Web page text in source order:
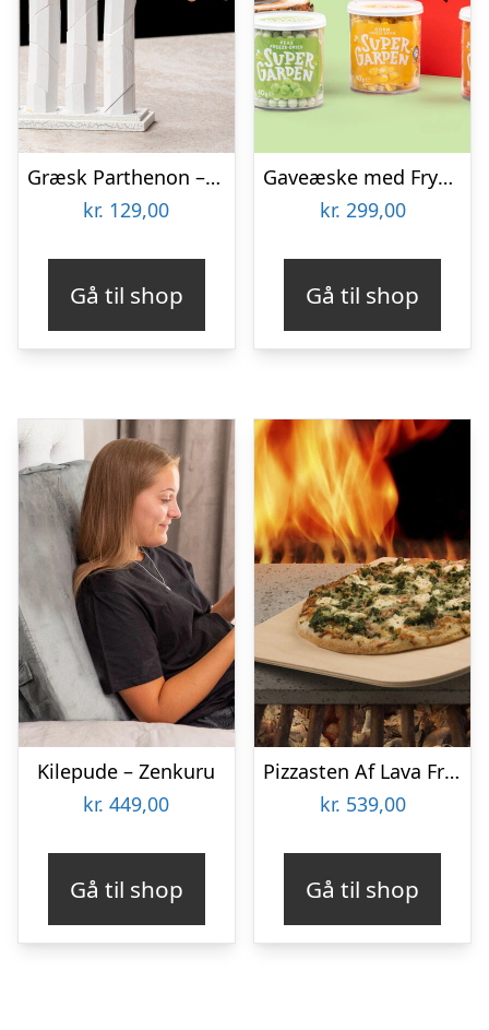
Græsk Parthenon – Træpuslespil
kr. 129,00
Gå til shop
Gaveæske med Frysetørrede Grøntsager
kr. 299,00
Gå til shop
Kilepude – Zenkuru
kr. 449,00
Gå til shop
Pizzasten Af Lava Fra Etna
kr. 539,00
Gå til shop